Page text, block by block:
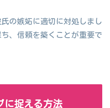
の嫉妬に適切に対処しまし
、信頼を築くことが重要で
捉える方法